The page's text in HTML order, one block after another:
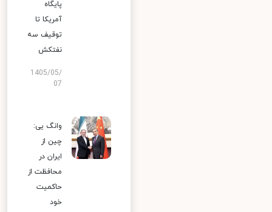
پایگاه
آمریکا تا
توقیف سه
نفتکش
1405/05/
07
وانگ یی:
چین از
ایران در
محافظت از
حاکمیت
خود